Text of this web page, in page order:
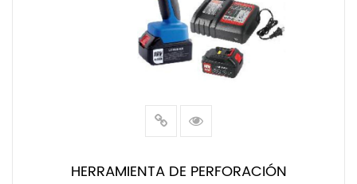
HERRAMIENTA DE PERFORACIÓN